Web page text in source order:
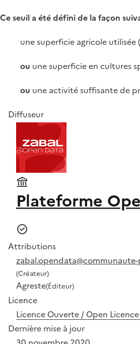
Ce seuil a été défini de la façon
une superficie agricole utilisée
ou une superficie en cultures
ou une activité suffisante de
Diffuseur
Plateforme
Attributions
(Créateur)
Agreste(Éditeur)
Licence
Licence Ouverte / Open
Dernière mise à jour